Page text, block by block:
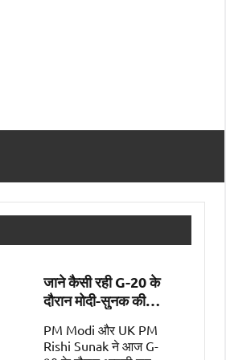
जाने कैसी रही G-20 के
दौरान मोदी-सुनक की
पहली मुलाक़ात
PM Modi और UK PM
Rishi Sunak ने आज G-